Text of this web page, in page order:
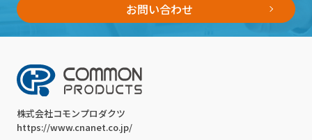
お問い合わせ
株式会社コモンプロダクツ
https://www.cnanet.co.jp/